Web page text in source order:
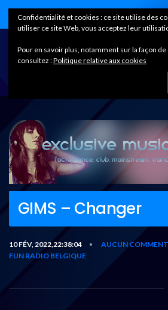
Home
GIMS – Changer
10 FÉV, 2022,22:38:04 • AUCUN
FUN RADIO BELGIQUE
Confidentialité et cookies : ce site utilise des
utiliser ce site Web, vous acceptez leur
Pour en savoir plus, notamment sur la façon
consultez :Politique relative aux cookies